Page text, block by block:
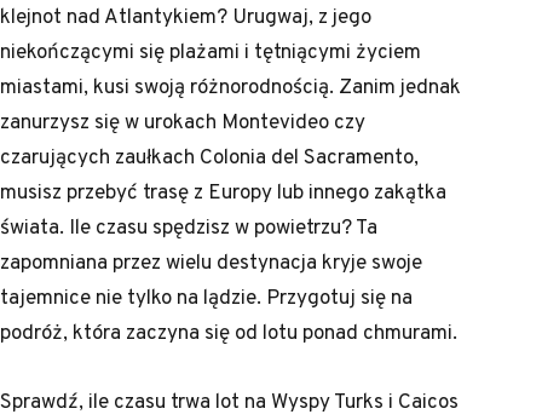
klejnot nad Atlantykiem? Urugwaj, z jego
niekończącymi się plażami i tętniącymi życiem
miastami, kusi swoją różnorodnością. Zanim jednak
zanurzysz się w urokach Montevideo czy
czarujących zaułkach Colonia del Sacramento,
musisz przebyć trasę z Europy lub innego zakątka
świata. Ile czasu spędzisz w powietrzu? Ta
zapomniana przez wielu destynacja kryje swoje
tajemnice nie tylko na lądzie. Przygotuj się na
podróż, która zaczyna się od lotu ponad chmurami.
Sprawdź,ile czasu trwa lot na Wyspy Turks i Caicos